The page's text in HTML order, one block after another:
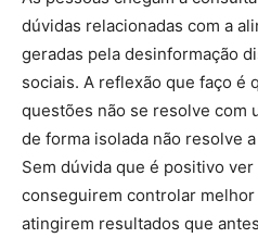
dúvidas relacionadas com a
geradas pela desinformação
sociais. A reflexão que faço é
questões não se resolve com
de forma isolada não resolve
Sem dúvida que é positivo
conseguirem controlar
atingirem resultados que